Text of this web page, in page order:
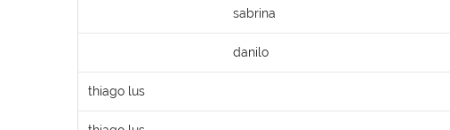
sabrina
danilo
thiago lus